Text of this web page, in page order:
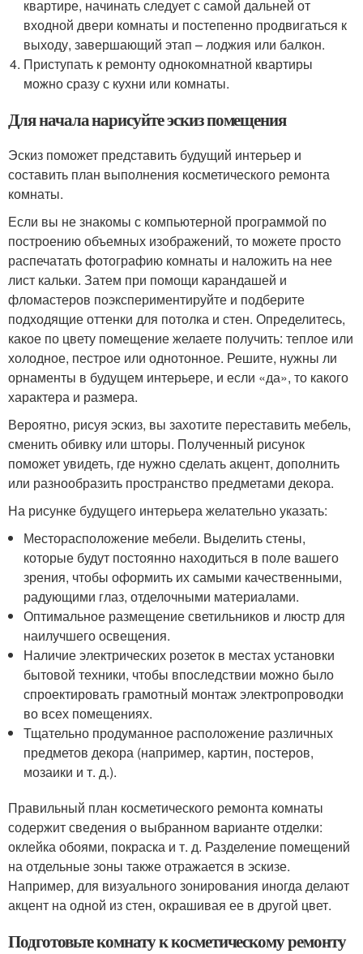
квартире, начинать следует с самой дальней от
входной двери комнаты и постепенно продвигаться к
выходу, завершающий этап – лоджия или балкон.
Приступать к ремонту однокомнатной квартиры
можно сразу с кухни или комнаты.
Для начала нарисуйте эскиз помещения
Эскиз поможет представить будущий интерьер и
составить план выполнения косметического ремонта
комнаты.
Если вы не знакомы с компьютерной программой по
построению объемных изображений, то можете просто
распечатать фотографию комнаты и наложить на нее
лист кальки. Затем при помощи карандашей и
фломастеров поэкспериментируйте и подберите
подходящие оттенки для потолка и стен. Определитесь,
какое по цвету помещение желаете получить: теплое или
холодное, пестрое или однотонное. Решите, нужны ли
орнаменты в будущем интерьере, и если «да», то какого
характера и размера.
Вероятно, рисуя эскиз, вы захотите переставить мебель,
сменить обивку или шторы. Полученный рисунок
поможет увидеть, где нужно сделать акцент, дополнить
или разнообразить пространство предметами декора.
На рисунке будущего интерьера желательно указать:
Месторасположение мебели. Выделить стены,
которые будут постоянно находиться в поле вашего
зрения, чтобы оформить их самыми качественными,
радующими глаз, отделочными материалами.
Оптимальное размещение светильников и люстр для
наилучшего освещения.
Наличие электрических розеток в местах установки
бытовой техники, чтобы впоследствии можно было
спроектировать грамотный монтаж электропроводки
во всех помещениях.
Тщательно продуманное расположение различных
предметов декора (например, картин, постеров,
мозаики и т. д.).
Правильный план косметического ремонта комнаты
содержит сведения о выбранном варианте отделки:
оклейка обоями, покраска и т. д. Разделение помещений
на отдельные зоны также отражается в эскизе.
Например, для визуального зонирования иногда делают
акцент на одной из стен, окрашивая ее в другой цвет.
Подготовьте комнату к косметическому ремонту